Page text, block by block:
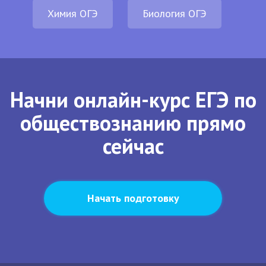
Химия ОГЭ Биология ОГЭ
Начни онлайн-курс ЕГЭ по
обществознанию прямо
сейчас
Начать подготовку